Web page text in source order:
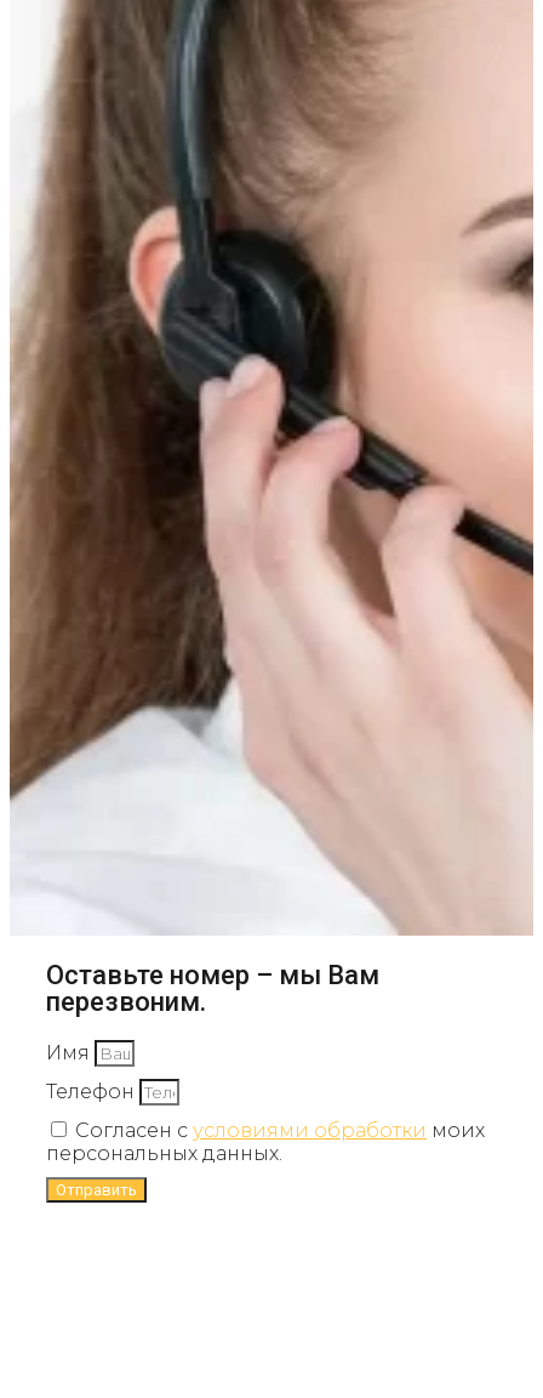
Оставьте номер – мы Вам
перезвоним.
Имя
Телефон
Согласен с условиями обработки моих
персональных данных.
Отправить